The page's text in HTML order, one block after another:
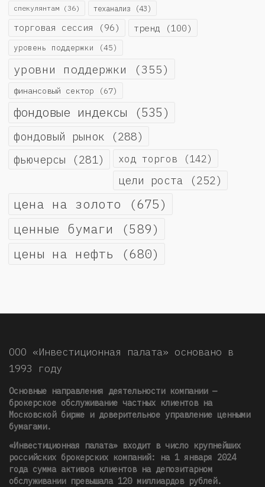
спекулянтам (36) теханализ (43)
торговая сессия (96) тренд (100)
уровень поддержки (45)
уровни поддержки (355)
финансовый сектор (67)
фондовые индексы (535)
фондовый рынок (288)
фьючерсы (281) ход торгов (142)
цели роста (252)
цена на золото (675)
ценные бумаги (589)
цены на нефть (680)
ООО «Инвестиционная палата» основано в
1993 году
Основные направления деятельности компании —
брокерское обслуживание частных клиентов на
Московской бирже и доверительное управление ценными
бумагами.
«Инвестиционная палата» входит в число крупнейших
российских брокерских компаний: на 1 января 2024
года сумма активов клиентов на депозитарном
обслуживании превышала 120 миллиардов рублей.